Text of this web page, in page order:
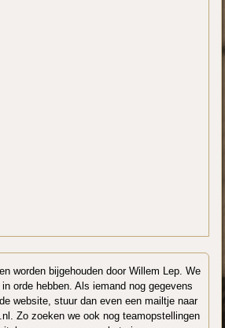
worden bijgehouden door Willem Lep. We
orde hebben. Als iemand nog gegevens
website, stuur dan even een mailtje naar
Zo zoeken we ook nog teamopstellingen